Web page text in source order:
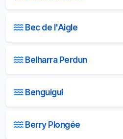
Bec de l'Aigle
Belharra Perdun
Benguigui
Berry Plongée